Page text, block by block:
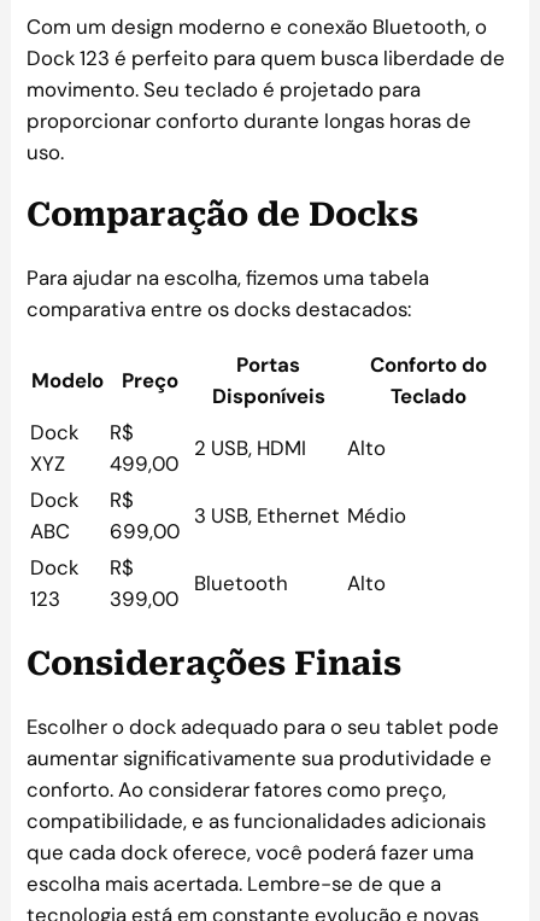
Com um design moderno e conexão Bluetooth, o
Dock 123 é perfeito para quem busca liberdade de
movimento. Seu teclado é projetado para
proporcionar conforto durante longas horas de
uso.
Comparação de Docks
Para ajudar na escolha, fizemos uma tabela
comparativa entre os docks destacados:
Modelo Preço
Portas
Disponíveis
Conforto do
Teclado
Dock
XYZ
R$
499,00
2 USB, HDMI
Alto
Dock
ABC
R$
699,00
3 USB, Ethernet Médio
Dock
123
R$
399,00
Bluetooth Alto
Considerações Finais
Escolher o dock adequado para o seu tablet pode
aumentar significativamente sua produtividade e
conforto. Ao considerar fatores como preço,
compatibilidade, e as funcionalidades adicionais
que cada dock oferece, você poderá fazer uma
escolha mais acertada. Lembre-se de que a
tecnologia está em constante evolução e novas